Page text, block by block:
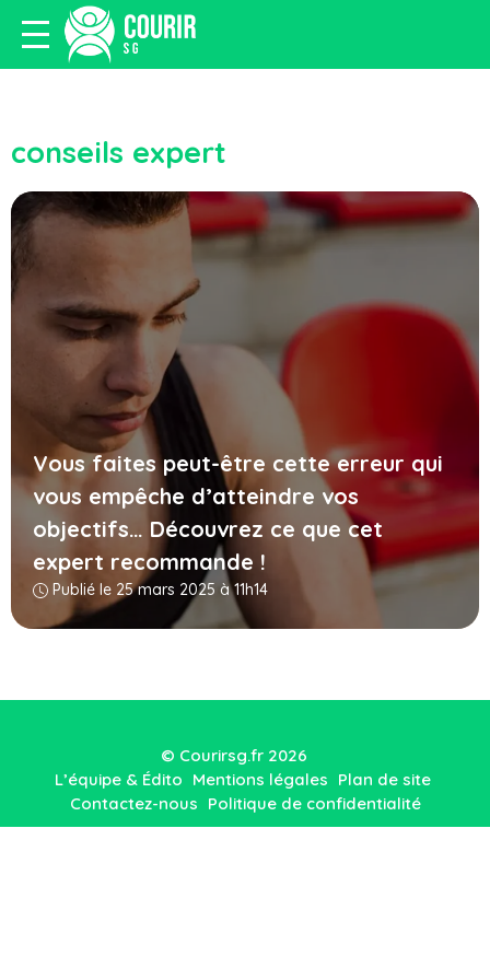
conseils expert
Vous faites peut-être cette erreur qui
vous empêche d’atteindre vos
objectifs… Découvrez ce que cet
expert recommande !
Publié le 25 mars 2025 à 11h14
© Courirsg.fr 2026
L’équipe & Édito Mentions légales Plan de site
Contactez-nous Politique de confidentialité